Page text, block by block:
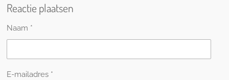
e
n
r
e
n
Reactie plaatsen
Naam *
E-mailadres *